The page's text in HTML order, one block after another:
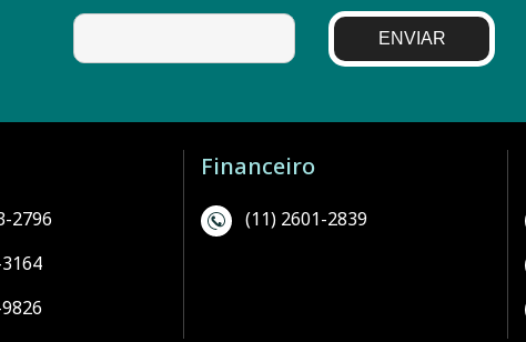
ENVIAR
2796
Financeiro
(11) 2601-2839